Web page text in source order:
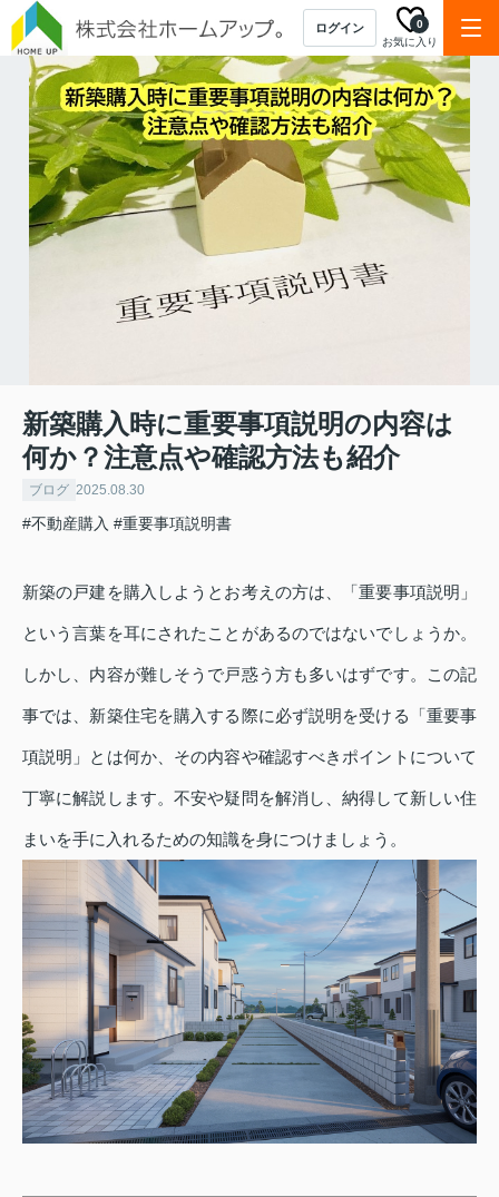
ログイン
お気に入り
0
新築購入時に重要事項説明の内容は
何か？注意点や確認方法も紹介
ブログ 2025.08.30
#不動産購入 #重要事項説明書
新築の戸建を購入しようとお考えの方は、「重要事項説明」
という言葉を耳にされたことがあるのではないでしょうか。
しかし、内容が難しそうで戸惑う方も多いはずです。この記
事では、新築住宅を購入する際に必ず説明を受ける「重要事
項説明」とは何か、その内容や確認すべきポイントについて
丁寧に解説します。不安や疑問を解消し、納得して新しい住
まいを手に入れるための知識を身につけましょう。